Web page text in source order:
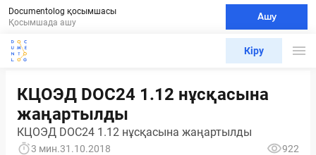
Documentolog қосымшасы
Қосымшада ашу
Ашу
Кіру
КЦОЭД DOC24 1.12 нұсқасына
жаңартылды
КЦОЭД DOC24 1.12 нұсқасына жаңартылды
3 мин.31.10.2018
922